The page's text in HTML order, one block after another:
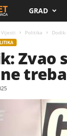
i
s
c
GRAD
Vijesti Politika
Zvao
treba